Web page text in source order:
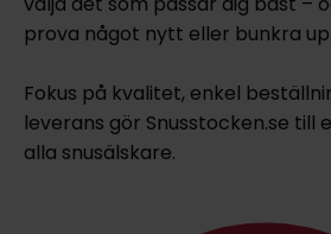
prova något nytt eller bunkra
Fokus på kvalitet, enkel
leverans gör Snusstocken.se till
alla snusälskare.